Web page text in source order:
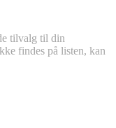
tilvalg til din
findes på listen, kan